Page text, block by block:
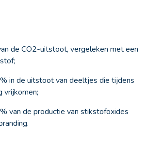
de CO2-uitstoot, vergeleken met een
in de uitstoot van deeltjes die tijdens
vrijkomen;
van de productie van stikstofoxides